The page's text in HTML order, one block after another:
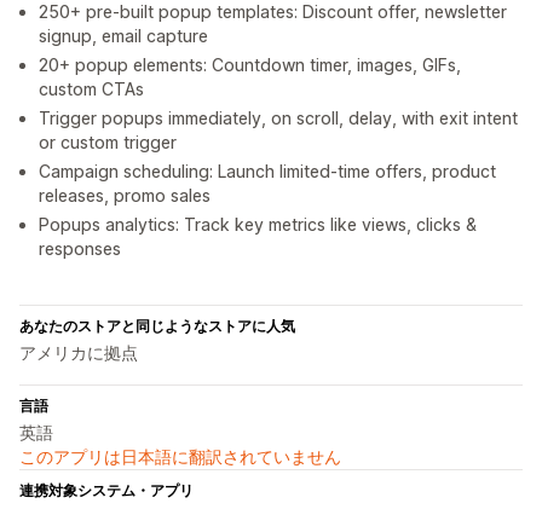
250+ pre-built popup templates: Discount offer, newsletter
signup, email capture
20+ popup elements: Countdown timer, images, GIFs,
custom CTAs
Trigger popups immediately, on scroll, delay, with exit intent
or custom trigger
Campaign scheduling: Launch limited-time offers, product
releases, promo sales
Popups analytics: Track key metrics like views, clicks &
responses
あなたのストアと同じようなストアに人気
アメリカに拠点
言語
英語
このアプリは日本語に翻訳されていません
連携対象システム・アプリ